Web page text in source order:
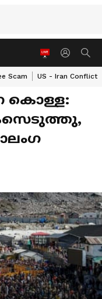
Scam US - Iran Conflict
കൊള്ള: